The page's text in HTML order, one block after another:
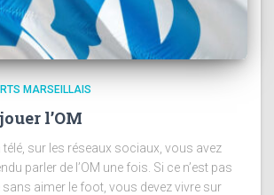
MARSEILLAIS
l’OM
télé, sur les réseaux sociaux, vous avez
parler de l’OM une fois. Si ce n’est pas
sans aimer le foot, vous devez vivre sur